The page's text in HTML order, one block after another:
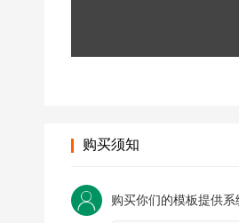
购买须知
购买你们的模板提供